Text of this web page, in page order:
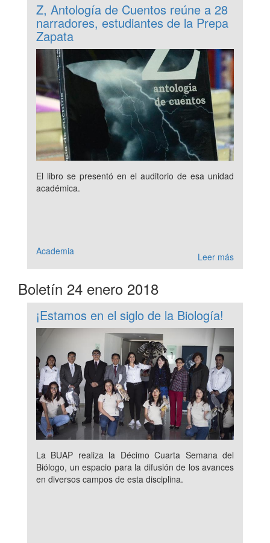
Z, Antología de Cuentos reúne a 28
narradores, estudiantes de la Prepa
Zapata
El libro se presentó en el auditorio de esa unidad
académica.
Academia Leer más
Boletín 24 enero 2018
¡Estamos en el siglo de la Biología!
La BUAP realiza la Décimo Cuarta Semana del
Biólogo, un espacio para la difusión de los avances
en diversos campos de esta disciplina.